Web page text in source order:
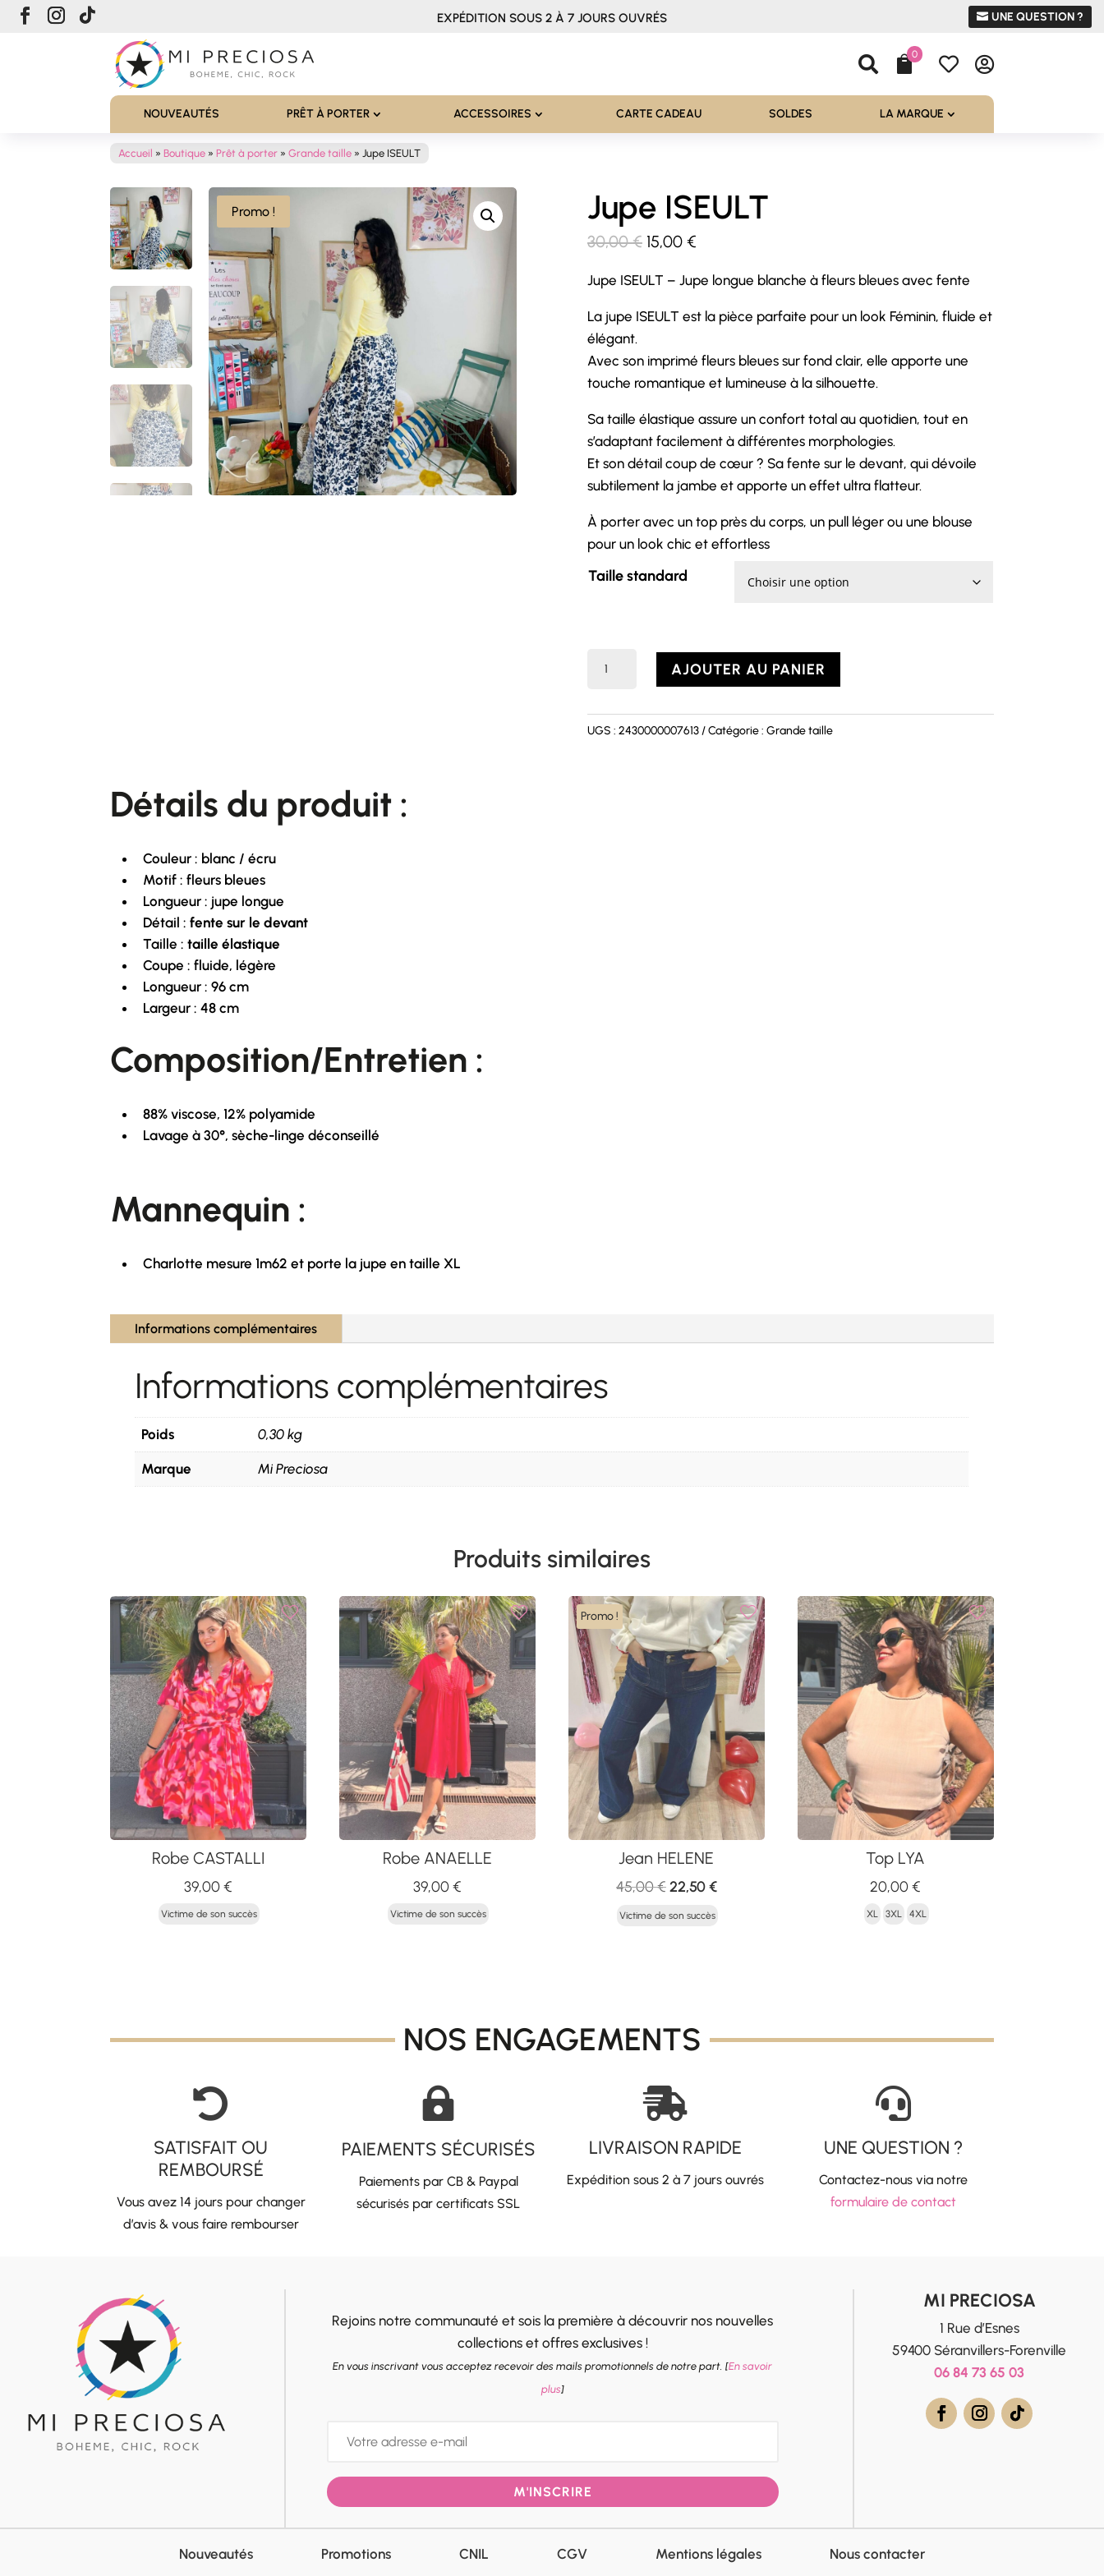
EXPÉDITION SOUS 2 À 7 JOURS OUVRÉS UNE QUESTION ?
 0  
NOUVEAUTÉS PRÊT À PORTER ACCESSOIRES CARTE CADEAU SOLDES LA MARQUE
Accueil »Boutique »Prêt à porter »Grande taille »Jupe ISEULT
Promo ! Jupe ISEULT
30,00€ Le
initial
était :
15,00 €Le
actuel
est :
15,00 €.
Jupe ISEULT – Jupe longue blanche à fleurs bleues avec fente
La jupe ISEULT est la pièce parfaite pour un look Féminin, fluide et
élégant.
Avec son imprimé fleurs bleues sur fond clair, elle apporte une
touche romantique et lumineuse à la silhouette.
Sa taille élastique assure un confort total au quotidien, tout en
s’adaptant facilement à différentes morphologies.
Et son détail coup de cœur ? Sa fente sur le devant, qui dévoile
subtilement la jambe et apporte un effet ultra flatteur.
À porter avec un top près du corps, un pull léger ou une blouse
pour un look chic et effortless
Taille standard
ISEULT
AJOUTER AU PANIER
UGS : 2430000007613 Catégorie : Grande taille
Détails du produit :
Couleur : blanc / écru
Motif : fleurs bleues
Longueur : jupe longue
Détail :fente sur le devant
Taille :taille élastique
Coupe : fluide, légère
Longueur : 96 cm
Largeur : 48 cm
Composition/Entretien :
88% viscose, 12% polyamide
Lavage à 30°, sèche-linge déconseillé
Mannequin :
Charlotte mesure 1m62 et porte la jupe en taille XL
Informations complémentaires
Informations complémentaires
Poids 0,30 kg
Marque Mi Preciosa
Produits similaires
Robe CASTALLI
39,00€
Victime de son succès
Robe ANAELLE
39,00€
Victime de son succès
Promo !
Jean HELENE
45,00€Le
22,50€Le
Victime de son succès
Top LYA
20,00€
XL 3XL 4XL
NOS ENGAGEMENTS

SATISFAIT OU
REMBOURSÉ
Vous avez 14 jours pour changer
d’avis & vous faire rembourser

PAIEMENTS SÉCURISÉS
Paiements par CB & Paypal
sécurisés par certificats SSL

LIVRAISON RAPIDE
Expédition sous 2 à 7 jours ouvrés

UNE QUESTION ?
Contactez-nous via notre
formulaire de contact
Rejoins notre communauté et sois la première à découvrir nos nouvelles
collections et offres exclusives !
En vous inscrivant vous acceptez recevoir des mails promotionnels de notre part. [En savoir
plus]
M'INSCRIRE
MI PRECIOSA
1 Rue d’Esnes
59400 Séranvillers-Forenville
06 84 73 65 03
Nouveautés Promotions CNIL CGV Mentions légales Nous contacter